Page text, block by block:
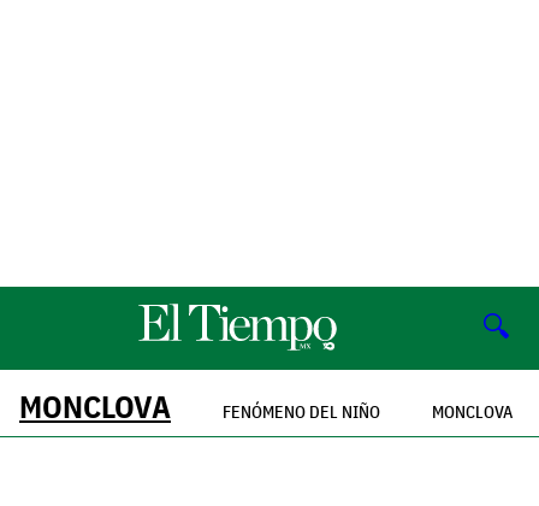
🔍
MONCLOVA FENÓMENO DEL NIÑO MONCLOVA